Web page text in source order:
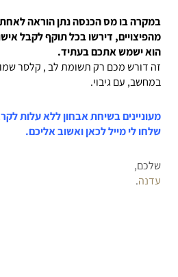
במקרה בו מס הכנסה נתן הוראה
מהפיצויים, דירשו בכל תוקף לקבל
הוא ישמש אתכם בעתיד.
זה דורש מכם רק תשומת לב , קלסר
במחשב, עם גיבוי.
מעוניינים בשיחת אבחון ללא עלות
שלחו לי מייללכאןואשוב אליכם.
שלכם,
עדנה.